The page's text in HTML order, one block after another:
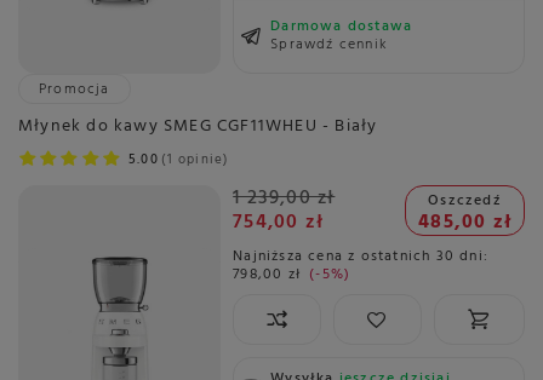
Darmowa dostawa
Sprawdź cennik
Promocja
Młynek do kawy SMEG CGF11WHEU - Biały
5.00 1 opinie
1 239,00 zł
754,00 zł
Oszczedź
485,00 zł
Najniższa cena z ostatnich 30 dni:
798,00 zł -5%